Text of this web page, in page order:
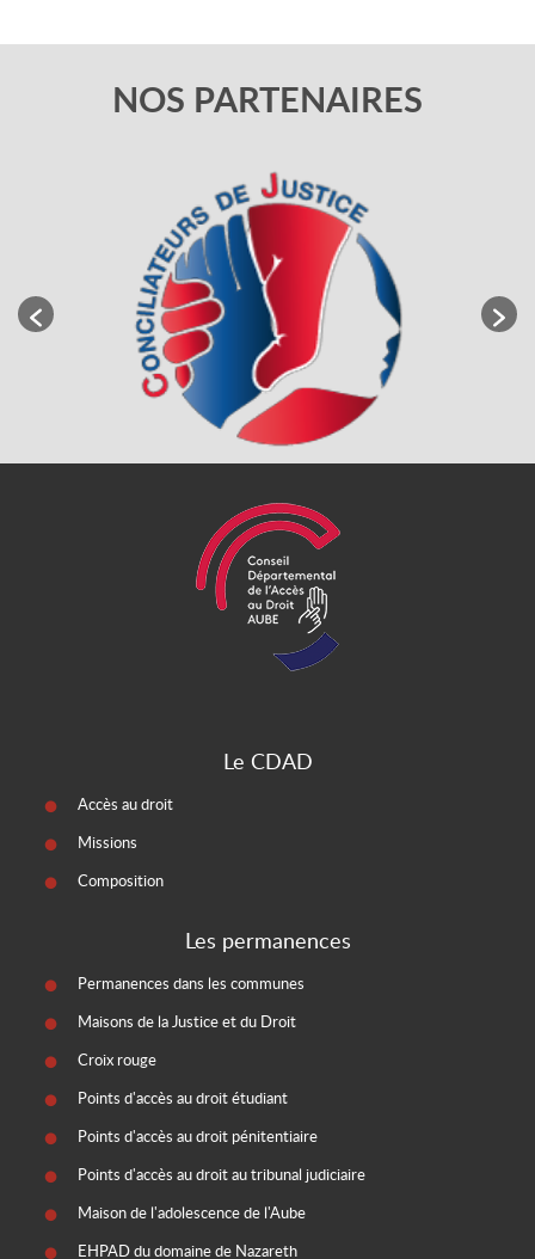
NOS PARTENAIRES
Le CDAD
Accès au droit
Missions
Composition
Les permanences
Permanences dans les communes
Maisons de la Justice et du Droit
Croix rouge
Points d'accès au droit étudiant
Points d'accès au droit pénitentiaire
Points d'accès au droit au tribunal judiciaire
Maison de l'adolescence de l'Aube
EHPAD du domaine de Nazareth